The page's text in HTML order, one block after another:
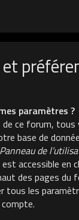
paramètres ?
ce forum,
base de
Panneau de
accessible en
des pages du
tous les